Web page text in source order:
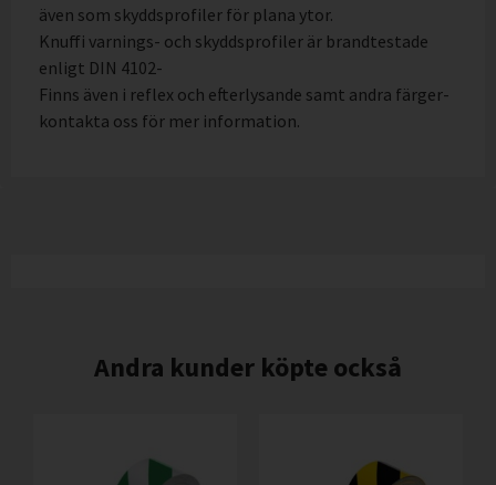
även som skyddsprofiler för plana ytor.
Knuffi varnings- och skyddsprofiler är brandtestade
enligt DIN 4102-
Finns även i reflex och efterlysande samt andra färger-
kontakta oss för mer information.
Andra kunder köpte också